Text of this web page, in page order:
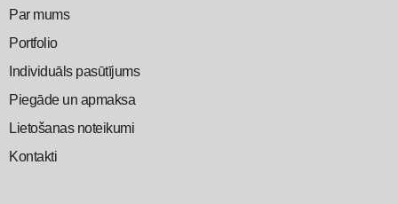
Par mums
Portfolio
Individuāls pasūtījums
Piegāde un apmaksa
Lietošanas noteikumi
Kontakti